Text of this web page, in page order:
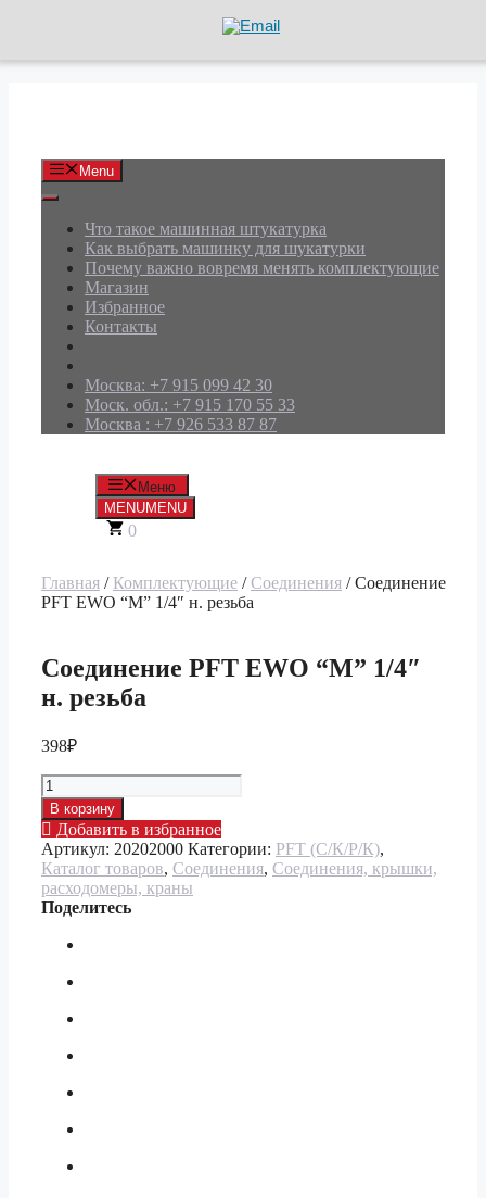
Menu
Что такое машинная штукатурка
Как выбрать машинку для шукатурки
Почему важно вовремя менять комплектующие
Магазин
Избранное
Контакты
Москва: +7 915 099 42 30
Моск. обл.: +7 915 170 55 33
Москва : +7 926 533 87 87
Меню
MENUMENU
0
Главная / Комплектующие /Соединения / Соединение
PFT EWO “М” 1/4″ н. резьба
Соединение PFT EWO “М” 1/4″
н. резьба
398₽
Количество
товара
Соединение
PFT
EWO
"М"
1/4"
резьба
В корзину
Добавить в избранное
Артикул: 20202000 Категории: PFT (С/К/Р/К),
Каталог товаров, Соединения, Соединения, крышки,
расходомеры, краны
Поделитесь